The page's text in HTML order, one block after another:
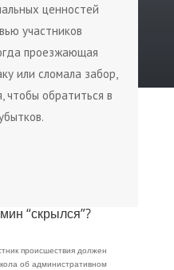
ценностей
участников
проезжающая
или сломала забор,
чтобы обратиться в
“скрылся”?
происшествия должен
об административном